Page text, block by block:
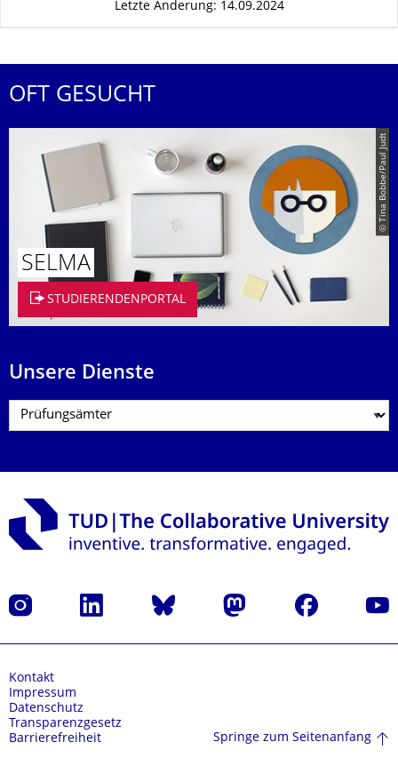
Letzte Änderung: 14.09.2024
OFT GESUCHT
© Tina Bobbe/Paul Judt
SELMA
STUDIERENDENPORTAL
Unsere Dienste
Instagram LinkedIn Bluesky Mastodon Facebook
Kontakt
Impressum
Datenschutz
Transparenzgesetz
Barrierefreiheit
Springe zum Seitenanfang